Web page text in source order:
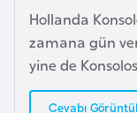
Hollanda
zamana gün
yine de
Cevabı
r
n